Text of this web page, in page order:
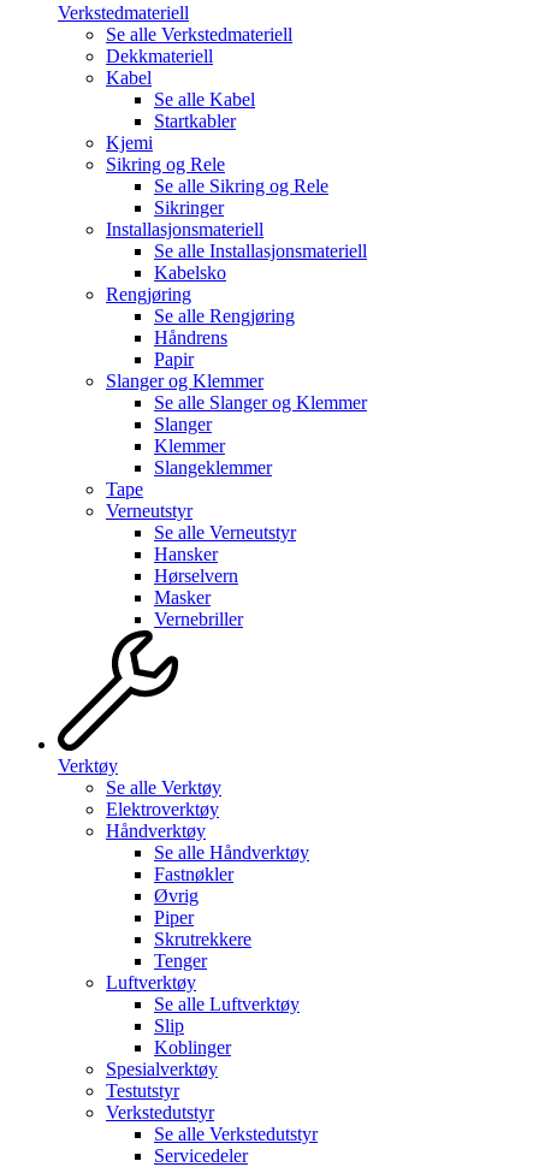
Verkstedmateriell
Se alle Verkstedmateriell
Dekkmateriell
Kabel
Se alle Kabel
Startkabler
Kjemi
Sikring og Rele
Se alle Sikring og Rele
Sikringer
Installasjonsmateriell
Se alle Installasjonsmateriell
Kabelsko
Rengjøring
Se alle Rengjøring
Håndrens
Papir
Slanger og Klemmer
Se alle Slanger og Klemmer
Slanger
Klemmer
Slangeklemmer
Tape
Verneutstyr
Se alle Verneutstyr
Hansker
Hørselvern
Masker
Vernebriller
Verktøy
Se alle Verktøy
Elektroverktøy
Håndverktøy
Se alle Håndverktøy
Fastnøkler
Øvrig
Piper
Skrutrekkere
Tenger
Luftverktøy
Se alle Luftverktøy
Slip
Koblinger
Spesialverktøy
Testutstyr
Verkstedutstyr
Se alle Verkstedutstyr
Servicedeler